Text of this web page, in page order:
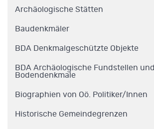
Archäologische Stätten
Baudenkmäler
BDA Denkmalgeschützte Objekte
BDA Archäologische Fundstellen und
Bodendenkmale
Biographien von Oö. Politiker/Innen
Historische Gemeindegrenzen